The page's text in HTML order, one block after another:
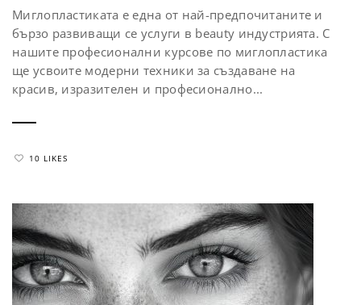
Миглопластиката е една от най-предпочитаните и
бързо развиващи се услуги в beauty индустрията. С
нашите професионални курсове по миглопластика
ще усвоите модерни техники за създаване на
красив, изразителен и професионално...
10 LIKES